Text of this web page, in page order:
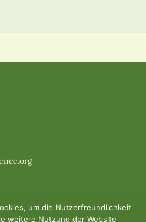
um die Nutzerfreundlichkeit
weitere Nutzung der Website